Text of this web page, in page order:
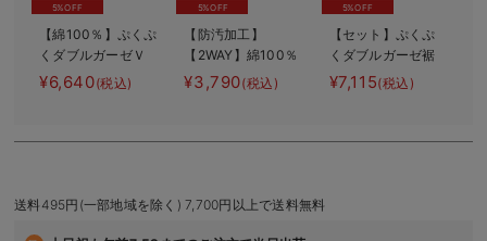
5%OFF
【綿100％】ぷくぷ
くダブルガーゼＶ
ネックワンピ＆産
前産後使えるレギ
タニティ・授乳パ
¥6,640(税込)
5%OFF
【防汚加工】
【2WAY】綿100％
前開き長袖ネグリ
ジェ マタニテ
【産後も長く着れ
¥3,790(税込)
5%OFF
【セット】ぷくぷ
くダブルガーゼ裾
ティアード3WAYワ
ンピース＆産後も
ジャマ マタニテ
¥7,115(税込)
送料495円(一部地域を除く) 7,700円以上で送料無料